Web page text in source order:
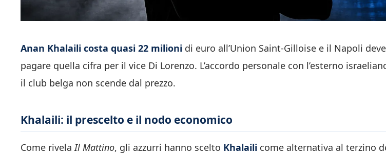
Anan Khalaili costa quasi 22 milioni di euro all’Union Saint-Gilloise e il Napoli
pagare quella cifra per il vice Di Lorenzo. L’accordo personale con l’esterno
il club belga non scende dal prezzo.
Khalaili: il prescelto e il nodo economico
Come rivela Il Mattino, gli azzurri hanno scelto Khalaili come alternativa al terzino